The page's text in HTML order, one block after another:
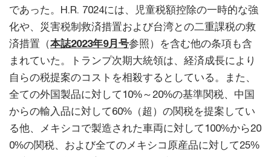
であった。H.R. 7024には、児童税額控除の一時的な強
化や、災害税制救済措置および台湾との二重課税の救
済措置（本誌2023年9月号参照）を含む他の条項も含
まれていた。トランプ次期大統領は、経済成長により
自らの税提案のコストを相殺するとしている。また、
全ての外国製品に対して10%～20%の基準関税、中国
からの輸入品に対して60%（超）の関税を提案してい
る他、メキシコで製造された車両に対して100%から20
0%の関税、および全てのメキシコ原産品に対して25%